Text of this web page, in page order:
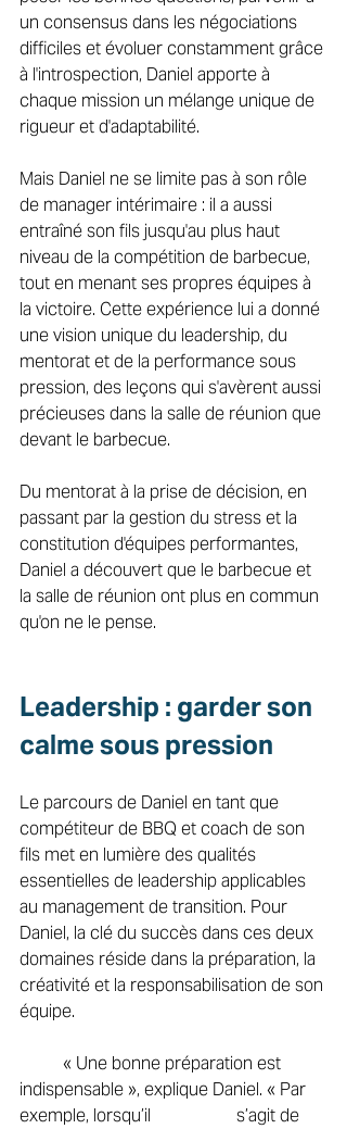
un consensus dans les négociations
difficiles et évoluer constamment grâce
à l'introspection, Daniel apporte à
chaque mission un mélange unique de
rigueur et d'adaptabilité.
Mais Daniel ne se limite pas à son rôle
de manager intérimaire : il a aussi
entraîné son fils jusqu'au plus haut
niveau de la compétition de barbecue,
tout en menant ses propres équipes à
la victoire. Cette expérience lui a donné
une vision unique du leadership, du
mentorat et de la performance sous
pression, des leçons qui s'avèrent aussi
précieuses dans la salle de réunion que
devant le barbecue.
Du mentorat à la prise de décision, en
passant par la gestion du stress et la
constitution d'équipes performantes,
Daniel a découvert que le barbecue et
la salle de réunion ont plus en commun
qu'on ne le pense.
Leadership : garder son
calme sous pression
Le parcours de Daniel en tant que
compétiteur de BBQ et coach de son
fils met en lumière des qualités
essentielles de leadership applicables
au management de transition. Pour
Daniel, la clé du succès dans ces deux
domaines réside dans la préparation, la
créativité et la responsabilisation de son
équipe.
indispensable », explique Daniel. « Par
exemple, lorsqu’il 		s’agit de